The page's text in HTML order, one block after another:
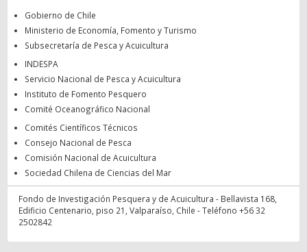
Gobierno de Chile
Ministerio de Economía, Fomento y Turismo
Subsecretaría de Pesca y Acuicultura
INDESPA
Servicio Nacional de Pesca y Acuicultura
Instituto de Fomento Pesquero
Comité Oceanográfico Nacional
Comités Científicos Técnicos
Consejo Nacional de Pesca
Comisión Nacional de Acuicultura
Sociedad Chilena de Ciencias del Mar
Fondo de Investigación Pesquera y de Acuicultura - Bellavista 168,
Edificio Centenario, piso 21, Valparaíso, Chile - Teléfono +56 32
2502842